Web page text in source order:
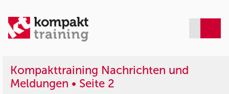
Kompakttraining Nachrichten und
Meldungen • Seite 2